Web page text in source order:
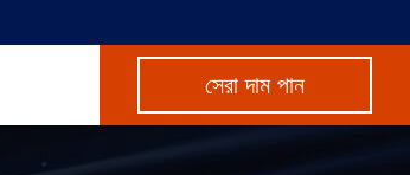
সেরা দাম পান